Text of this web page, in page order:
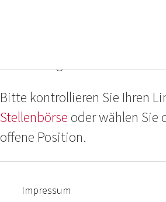
Bitte kontrollieren Sie Ihren
Stellenbörse oder wählen Sie
offene Position.
Impressum